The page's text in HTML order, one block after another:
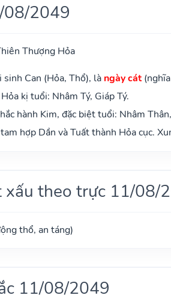
08/2049
Thượng Hỏa
Can (Hỏa, Thổ), là ngày cát
kị tuổi: Nhâm Tý, Giáp Tý.
hành Kim, đặc biệt tuổi: Nhâm
hợp Dần và Tuất thành Hỏa cục.
xấu theo trực 11/08/
thổ, an táng)
11/08/2049